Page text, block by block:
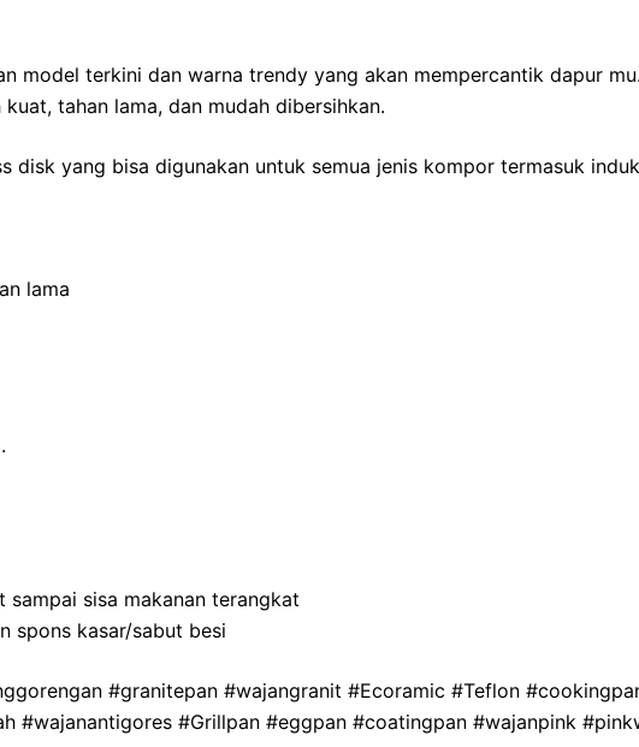
model terkini dan warna trendy yang akan mempercantik dapur
tahan lama, dan mudah dibersihkan.
disk yang bisa digunakan untuk semua jenis kompor termasuk
lama
sampai sisa makanan terangkat
spons kasar/sabut besi
#granitepan #wajangranit #Ecoramic #Teflon
#wajanantigores #Grillpan #eggpan #coatingpan #wajanpink